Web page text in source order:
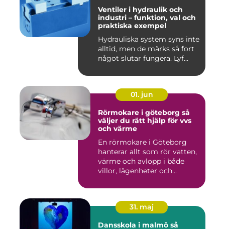
Ventiler i hydraulik och
industri – funktion, val och
praktiska exempel
Hydrauliska system syns inte
alltid, men de märks så fort
något slutar fungera. Lyf...
01. jun
Rörmokare i göteborg så
väljer du rätt hjälp för vvs
och värme
En rörmokare i Göteborg
hanterar allt som rör vatten,
värme och avlopp i både
villor, lägenheter och...
31. maj
Dansskola i malmö så